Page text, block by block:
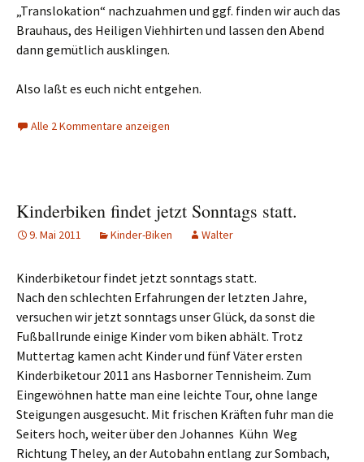
„Translokation“ nachzuahmen und ggf. finden wir auch das
Brauhaus, des Heiligen Viehhirten und lassen den Abend
dann gemütlich ausklingen.
Also laßt es euch nicht entgehen.
Alle 2 Kommentare anzeigen
Kinderbiken findet jetzt Sonntags statt.
9. Mai 2011 Kinder-Biken Walter
Kinderbiketour findet jetzt sonntags statt.
Nach den schlechten Erfahrungen der letzten Jahre,
versuchen wir jetzt sonntags unser Glück, da sonst die
Fußballrunde einige Kinder vom biken abhält. Trotz
Muttertag kamen acht Kinder und fünf Väter ersten
Kinderbiketour 2011 ans Hasborner Tennisheim. Zum
Eingewöhnen hatte man eine leichte Tour, ohne lange
Steigungen ausgesucht. Mit frischen Kräften fuhr man die
Seiters hoch, weiter über den Johannes  Kühn  Weg
Richtung Theley, an der Autobahn entlang zur Sombach,